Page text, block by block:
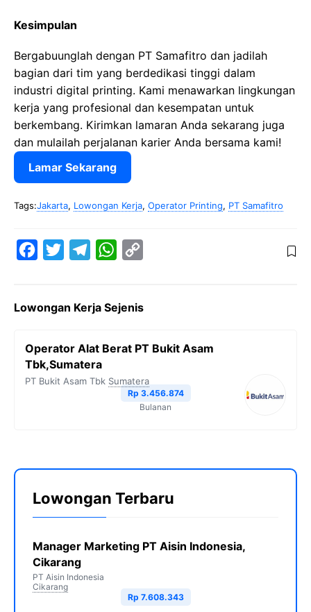
Kesimpulan
Bergabuunglah dengan PT Samafitro dan jadilah
bagian dari tim yang berdedikasi tinggi dalam
industri digital printing. Kami menawarkan lingkungan
kerja yang profesional dan kesempatan untuk
berkembang. Kirimkan lamaran Anda sekarang juga
dan mulailah perjalanan karier Anda bersama kami!
Lamar Sekarang
Tags:Jakarta, Lowongan Kerja, Operator Printing, PT Samafitro
e
o
o
t
e
r
e
r
a
W
t
A
y
i
k
Lowongan Kerja Sejenis
Operator Alat Berat PT Bukit Asam
Tbk,Sumatera
PT Bukit Asam Tbk Sumatera
Rp 3.456.874
Bulanan
Lowongan Terbaru
Manager Marketing PT Aisin Indonesia,
Cikarang
PT Aisin Indonesia
Cikarang
Rp 7.608.343